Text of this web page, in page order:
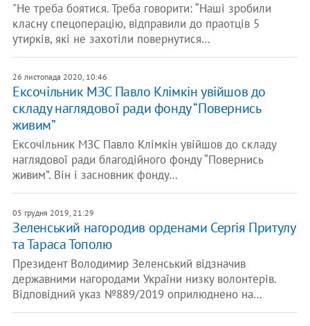
"Не треба боятися. Треба говорити: “Наші зробили
класну спецоперацію, відправили до праотців 5
утирків, які не захотіли повернутися…
26 листопада 2020, 10:46
Ексочільник МЗС Павло Клімкін увійшов до
складу наглядової ради фонду “Повернись
живим”
Ексочільник МЗС Павло Клімкін увійшов до складу
наглядової ради благодійного фонду “Повернись
живим”. Він і засновник фонду…
05 грудня 2019, 21:29
Зеленський нагородив орденами Сергія Притулу
та Тараса Тополю
Президент Володимир Зеленський відзначив
державними нагородами України низку волонтерів.
Відповідний указ №889/2019 оприлюднено на…